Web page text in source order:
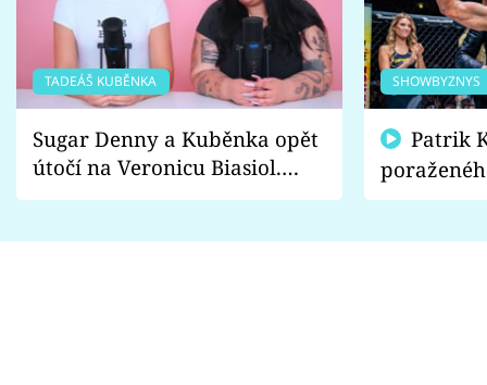
TADEÁŠ KUBĚNKA
Sugar Denny a Kuběnka opět
útočí na Veronicu Biasiol.
Proč je podle nich falešná a
SHOWBYZNYS
fanoušci